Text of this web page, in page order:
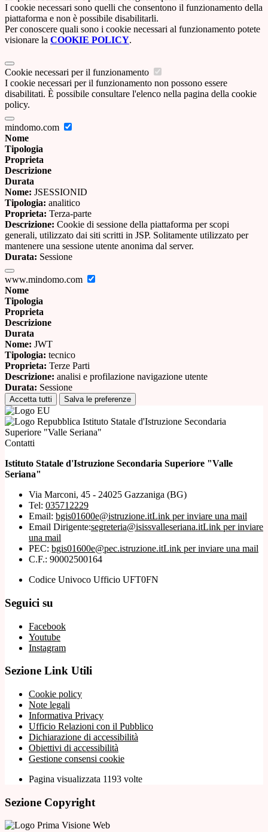
I cookie necessari sono quelli che consentono il funzionamento della
piattaforma e non è possibile disabilitarli.
Per conoscere quali sono i cookie necessari al funzionamento potete
visionare la COOKIE POLICY.
Cookie necessari per il funzionamento
I cookie necessari per il funzionamento non possono essere
disabilitati. È possibile consultare l'elenco nella pagina della cookie
policy.
mindomo.com
Nome
Tipologia
Proprieta
Descrizione
Durata
Nome: JSESSIONID
Tipologia: analitico
Proprieta: Terza-parte
Descrizione: Cookie di sessione della piattaforma per scopi
generali, utilizzato dai siti scritti in JSP. Solitamente utilizzato per
mantenere una sessione utente anonima dal server.
Durata: Sessione
www.mindomo.com
Nome
Tipologia
Proprieta
Descrizione
Durata
Nome: JWT
Tipologia: tecnico
Proprieta: Terze Parti
Descrizione: analisi e profilazione navigazione utente
Durata: Sessione
Accetta tutti Salva le preferenze
Istituto Statale d'Istruzione Secondaria
Superiore "Valle Seriana"
Contatti
Istituto Statale d'Istruzione Secondaria Superiore "Valle
Seriana"
Via Marconi, 45 - 24025 Gazzaniga (BG)
Tel: 035712229
Email: bgis01600e@istruzione.itLink per inviare una mail
Email Dirigente:segreteria@isissvalleseriana.itLink per inviare
una mail
PEC: bgis01600e@pec.istruzione.itLink per inviare una mail
C.F.: 90002500164
Codice Univoco Ufficio UFT0FN
Seguici su
Facebook
Youtube
Instagram
Sezione Link Utili
Cookie policy
Note legali
Informativa Privacy
Ufficio Relazioni con il Pubblico
Dichiarazione di accessibilità
Obiettivi di accessibilità
Gestione consensi cookie
Pagina visualizzata 1193 volte
Sezione Copyright